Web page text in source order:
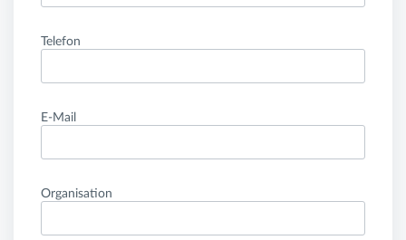
Telefon
E-Mail
Organisation